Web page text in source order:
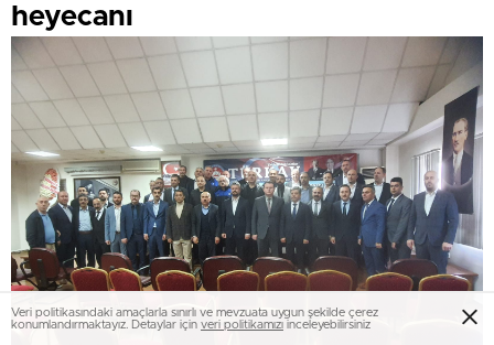
heyecanı
Veri politikasındaki amaçlarla sınırlı ve mevzuata uygun şekilde çerez
konumlandırmaktayız. Detaylar için veri politikamızı inceleyebilirsiniz